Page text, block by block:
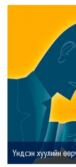
Үндсэн хуулийн